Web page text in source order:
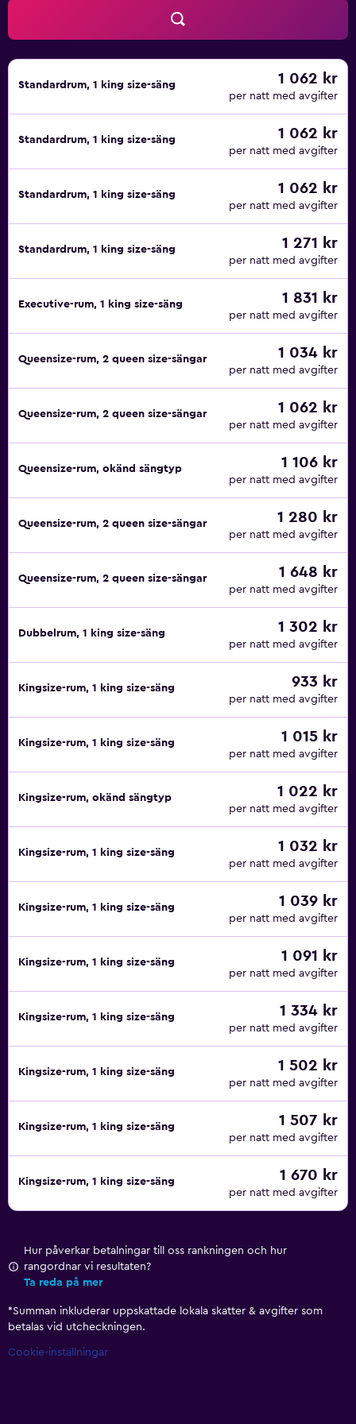
Standardrum, 1 king size-säng 1 062 kr
per natt med avgifter
Standardrum, 1 king size-säng 1 062 kr
per natt med avgifter
Standardrum, 1 king size-säng 1 062 kr
per natt med avgifter
Standardrum, 1 king size-säng 1 271 kr
per natt med avgifter
Executive-rum, 1 king size-säng 1 831 kr
per natt med avgifter
Queensize-rum, 2 queen size-sängar 1 034 kr
per natt med avgifter
Queensize-rum, 2 queen size-sängar 1 062 kr
per natt med avgifter
Queensize-rum, okänd sängtyp 1 106 kr
per natt med avgifter
Queensize-rum, 2 queen size-sängar 1 280 kr
per natt med avgifter
Queensize-rum, 2 queen size-sängar 1 648 kr
per natt med avgifter
Dubbelrum, 1 king size-säng 1 302 kr
per natt med avgifter
Kingsize-rum, 1 king size-säng 933 kr
per natt med avgifter
Kingsize-rum, 1 king size-säng 1 015 kr
per natt med avgifter
Kingsize-rum, okänd sängtyp 1 022 kr
per natt med avgifter
Kingsize-rum, 1 king size-säng 1 032 kr
per natt med avgifter
Kingsize-rum, 1 king size-säng 1 039 kr
per natt med avgifter
Kingsize-rum, 1 king size-säng 1 091 kr
per natt med avgifter
Kingsize-rum, 1 king size-säng 1 334 kr
per natt med avgifter
Kingsize-rum, 1 king size-säng 1 502 kr
per natt med avgifter
Kingsize-rum, 1 king size-säng 1 507 kr
per natt med avgifter
Kingsize-rum, 1 king size-säng 1 670 kr
per natt med avgifter
Hur påverkar betalningar till oss rankningen och hur
rangordnar vi resultaten?
Ta reda på mer
*Summan inkluderar uppskattade lokala skatter & avgifter som
betalas vid utcheckningen.
Cookie-inställningar